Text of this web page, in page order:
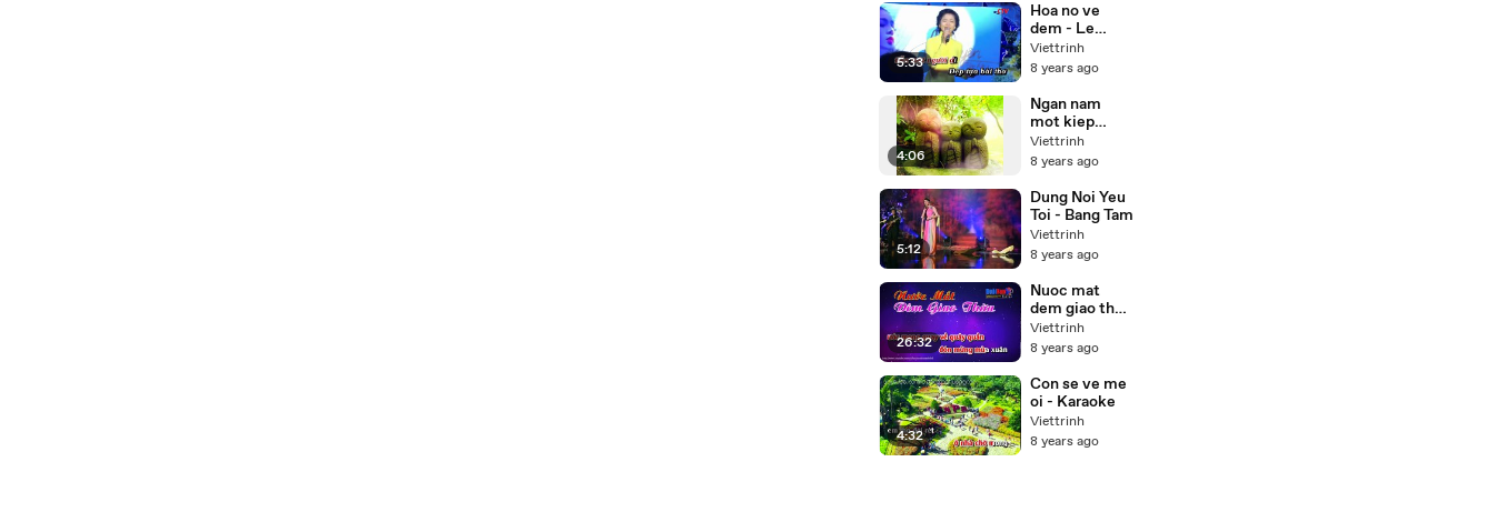
5:33
Hoa no ve
dem - Le
quyen
Karaoke
Viettrinh
8 years ago
4:06
Ngan nam
mot kiep
nguoi
Viettrinh
8 years ago
5:12
Dung Noi Yeu
Toi - Bang Tam
Viettrinh
8 years ago
26:32
Nuoc mat
dem giao thua
- Karaoke
Viettrinh
8 years ago
4:32
Con se ve me
oi - Karaoke
Viettrinh
8 years ago